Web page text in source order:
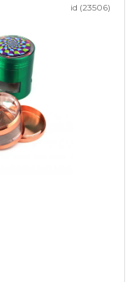
id (23506)